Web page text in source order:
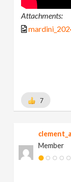
Attachments:
7
Member